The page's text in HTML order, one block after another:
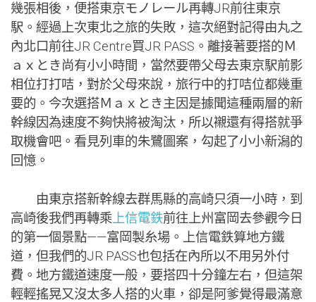
幾張相後，便搭東京モノレール再轉JR前往東京
駅。經過上次東北之旅的失敗，這次絕對記得由丸之
內北口前往JR Centre買JR PASS。離接著要搭的Ｍ
ａｘとき尚有小小時間，當然要帶父母去東京駅前影
相位打打咭，對於父母來說，旅行中的打咭位都幾重
要的。今次選搭Ｍａｘとき主因是據聞這種兩層的新
幹線因為速度不夠快將被淘汰，所以襯還有得搭就爭
取機會吧。看見列車的朱鷺圖案，勾起了小小新潟的
回憶。
由東京搭新幹線去群馬縣的高崎只須一小時，到
高崎後我們再轉乘 上信電鉄前往上州富岡去參觀今日
的第一個景點——富岡製糸場。上信電鉄算地方鐵
道，但我們的JR PASS也包括在內所以不用另外付
費。地方鐵道速度一般，要搭四十分鐘左右，但這架
輕輕搖晃又沒太多人搭的火車，卻是阿爹覺得最滿意